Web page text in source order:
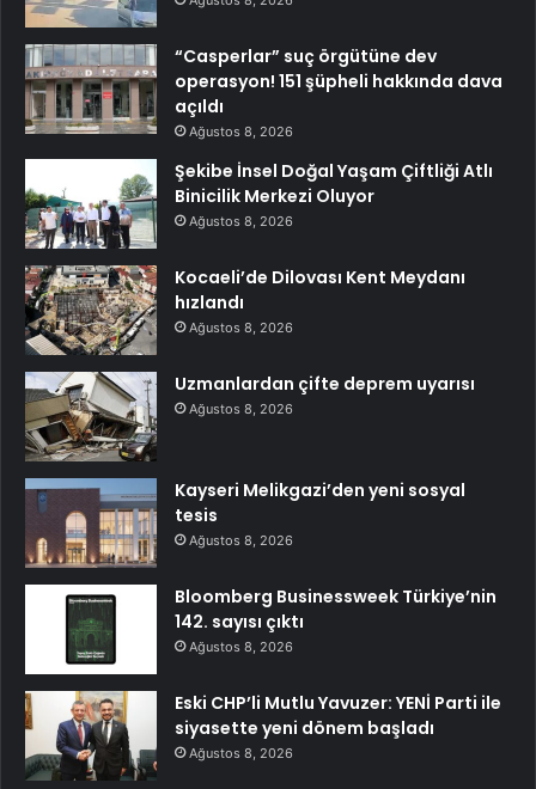
“Casperlar” suç örgütüne dev
operasyon! 151 şüpheli hakkında dava
açıldı
Ağustos 8, 2026
Şekibe İnsel Doğal Yaşam Çiftliği Atlı
Binicilik Merkezi Oluyor
Ağustos 8, 2026
Kocaeli’de Dilovası Kent Meydanı
hızlandı
Ağustos 8, 2026
Uzmanlardan çifte deprem uyarısı
Ağustos 8, 2026
Kayseri Melikgazi’den yeni sosyal
tesis
Ağustos 8, 2026
Bloomberg Businessweek Türkiye’nin
142. sayısı çıktı
Ağustos 8, 2026
Eski CHP’li Mutlu Yavuzer: YENİ Parti ile
siyasette yeni dönem başladı
Ağustos 8, 2026